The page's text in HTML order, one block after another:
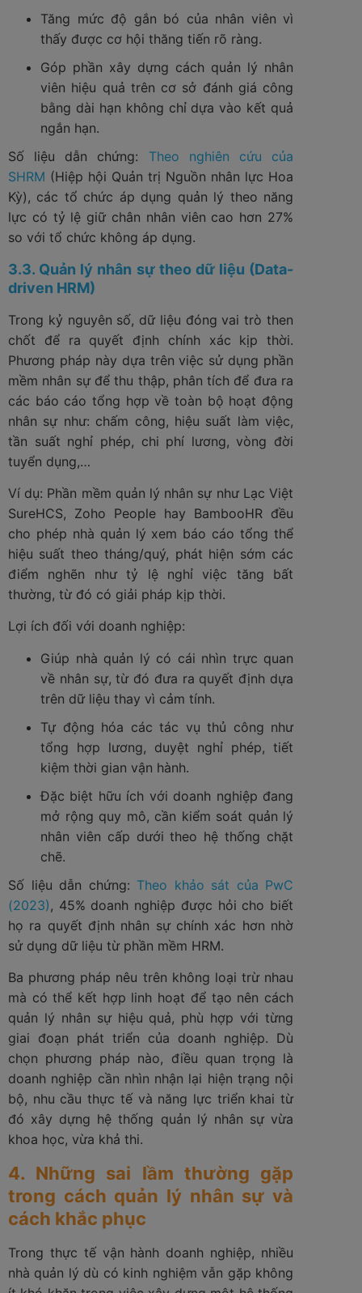
Tăng mức độ gắn bó của nhân viên vì
thấy được cơ hội thăng tiến rõ ràng.
Góp phần xây dựng cách quản lý nhân
viên hiệu quả trên cơ sở đánh giá công
bằng dài hạn không chỉ dựa vào kết quả
ngắn hạn.
Số liệu dẫn chứng: Theo nghiên cứu của
SHRM (Hiệp hội Quản trị Nguồn nhân lực Hoa
Kỳ), các tổ chức áp dụng quản lý theo năng
lực có tỷ lệ giữ chân nhân viên cao hơn 27%
so với tổ chức không áp dụng.
3.3. Quản lý nhân sự theo dữ liệu (Data-
driven HRM)
Trong kỷ nguyên số, dữ liệu đóng vai trò then
chốt để ra quyết định chính xác kịp thời.
Phương pháp này dựa trên việc sử dụng phần
mềm nhân sự để thu thập, phân tích để đưa ra
các báo cáo tổng hợp về toàn bộ hoạt động
nhân sự như: chấm công, hiệu suất làm việc,
tần suất nghỉ phép, chi phí lương, vòng đời
tuyển dụng,…
Ví dụ: Phần mềm quản lý nhân sự như Lạc Việt
SureHCS, Zoho People hay BambooHR đều
cho phép nhà quản lý xem báo cáo tổng thể
hiệu suất theo tháng/quý, phát hiện sớm các
điểm nghẽn như tỷ lệ nghỉ việc tăng bất
thường, từ đó có giải pháp kịp thời.
Lợi ích đối với doanh nghiệp:
Giúp nhà quản lý có cái nhìn trực quan
về nhân sự, từ đó đưa ra quyết định dựa
trên dữ liệu thay vì cảm tính.
Tự động hóa các tác vụ thủ công như
tổng hợp lương, duyệt nghỉ phép, tiết
kiệm thời gian vận hành.
Đặc biệt hữu ích với doanh nghiệp đang
mở rộng quy mô, cần kiểm soát quản lý
nhân viên cấp dưới theo hệ thống chặt
chẽ.
Số liệu dẫn chứng: Theo khảo sát của PwC
(2023) , 45% doanh nghiệp được hỏi cho biết
họ ra quyết định nhân sự chính xác hơn nhờ
sử dụng dữ liệu từ phần mềm HRM.
Ba phương pháp nêu trên không loại trừ nhau
mà có thể kết hợp linh hoạt để tạo nên cách
quản lý nhân sự hiệu quả, phù hợp với từng
giai đoạn phát triển của doanh nghiệp. Dù
chọn phương pháp nào, điều quan trọng là
doanh nghiệp cần nhìn nhận lại hiện trạng nội
bộ, nhu cầu thực tế và năng lực triển khai từ
đó xây dựng hệ thống quản lý nhân sự vừa
khoa học, vừa khả thi.
4. Những sai lầm thường gặp
trong cách quản lý nhân sự và
cách khắc phục
Trong thực tế vận hành doanh nghiệp, nhiều
nhà quản lý dù có kinh nghiệm vẫn gặp không